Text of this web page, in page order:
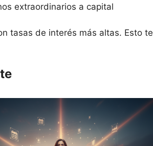
extraordinarios a capital
tasas de interés más altas. Esto te